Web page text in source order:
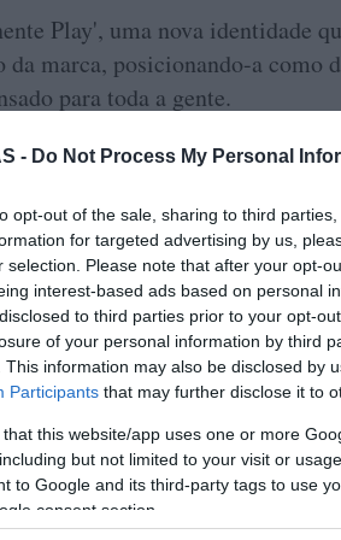
- Do Not Process My Personal
opt-out of the sale, sharing to third
for targeted advertising by us,
selection. Please note that after your opt-
interest-based ads based on personal
to third parties prior to your opt-
of your personal information by third
This information may also be disclosed by
Participants that may further disclose it to
that this website/app uses one or more
but not limited to your visit or
to Google and its third-party tags to use
consent section.
Play', uma nova identidade
da marca, posicionando-a como
para toda a gente.
é oferta ~"combina
e conjuga a experiência
abrangente de artigos
alinhada com tendências e
do portefólio, onde se incluem
gaming, e sempre aos melhores